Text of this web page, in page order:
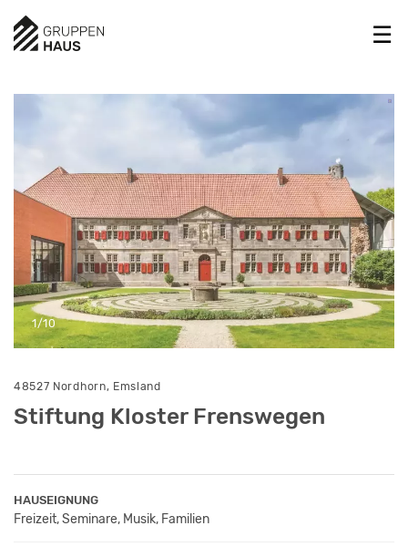
1/10
48527 Nordhorn, Emsland
Stiftung Kloster Frenswegen
HAUSEIGNUNG
Freizeit, Seminare, Musik, Familien